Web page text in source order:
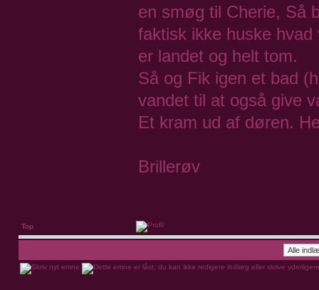
en smøg til Cherie, Så
faktisk ikke huske
er landet og helt tom.
Så og Fik igen et bad
vandet til at også give
Et kram ud af døren.
Brillerøv
Top